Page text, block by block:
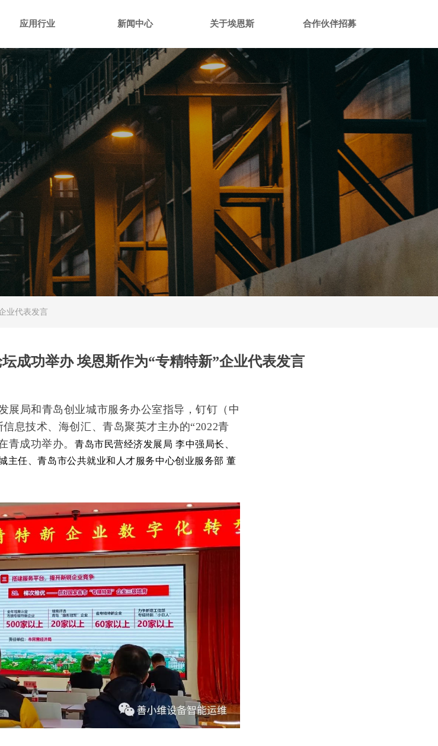
应用行业 新闻中心 关于埃恩斯 合作伙伴招募
成功举办 埃恩斯作为“专精特新”企业代表发言
展局和青岛创业城市服务办公室指导，钉钉（中
息技术、海创汇、青岛聚英才主办的“2022青
青成功举办。 青岛市民营经济发展局 李中强局长、
主任、青岛市公共就业和人才服务中心创业服务部 董
业代表发言